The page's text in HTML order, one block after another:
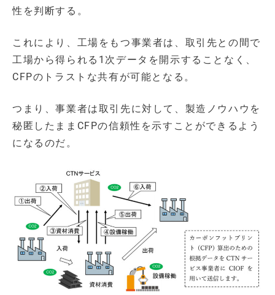
性を判断する。
これにより、工場をもつ事業者は、取引先との間で
工場から得られる1次データを開示することなく、
CFPのトラストな共有が可能となる。
つまり、事業者は取引先に対して、製造ノウハウを
秘匿したままCFPの信頼性を示すことができるよう
になるのだ。